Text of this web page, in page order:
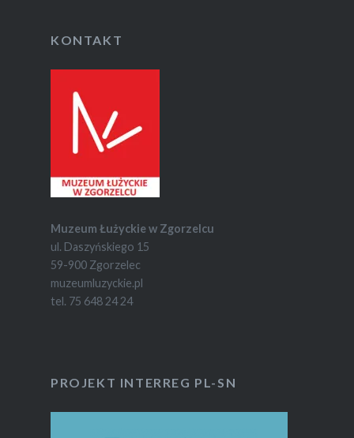
KONTAKT
Muzeum Łużyckie w Zgorzelcu
ul. Daszyńskiego 15
59-900 Zgorzelec
muzeumluzyckie.pl
tel. 75 648 24 24
PROJEKT INTERREG PL-SN